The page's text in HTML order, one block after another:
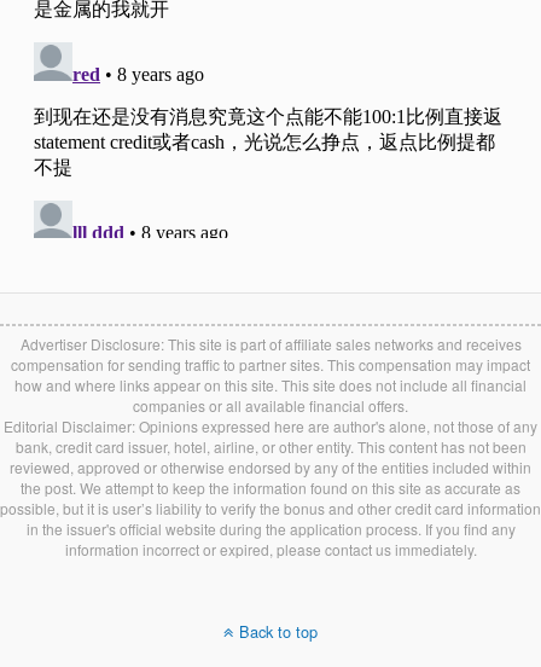
Advertiser Disclosure: This site is part of affiliate sales networks and receives
compensation for sending traffic to partner sites. This compensation may impact
how and where links appear on this site. This site does not include all financial
companies or all available financial offers.
Editorial Disclaimer: Opinions expressed here are author's alone, not those of any
bank, credit card issuer, hotel, airline, or other entity. This content has not been
reviewed, approved or otherwise endorsed by any of the entities included within
the post. We attempt to keep the information found on this site as accurate as
possible, but it is user’s liability to verify the bonus and other credit card information
in the issuer's official website during the application process. If you find any
information incorrect or expired, please contact us immediately.
Back to top